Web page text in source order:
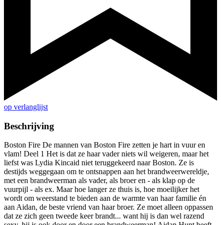
op verlanglijst
Beschrijving
Boston Fire De mannen van Boston Fire zetten je hart in vuur en
vlam! Deel 1 Het is dat ze haar vader niets wil weigeren, maar het
liefst was Lydia Kincaid niet teruggekeerd naar Boston. Ze is
destijds weggegaan om te ontsnappen aan het brandweerwereldje,
met een brandweerman als vader, als broer en - als klap op de
vuurpijl - als ex. Maar hoe langer ze thuis is, hoe moeilijker het
wordt om weerstand te bieden aan de warmte van haar familie én
aan Aidan, de beste vriend van haar broer. Ze moet alleen oppassen
dat ze zich geen tweede keer brandt... want hij is dan wel razend